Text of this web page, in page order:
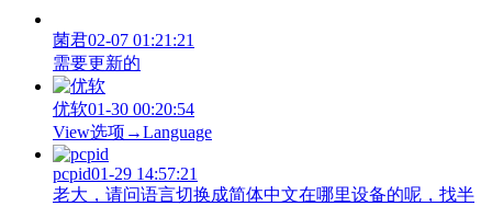
菌君02-07 01:21:21
需要更新的
优软01-30 00:20:54
View‌选项→Language
pcpid01-29 14:57:21
老大，请问语言切换成简体中文在哪里设备的呢，找半